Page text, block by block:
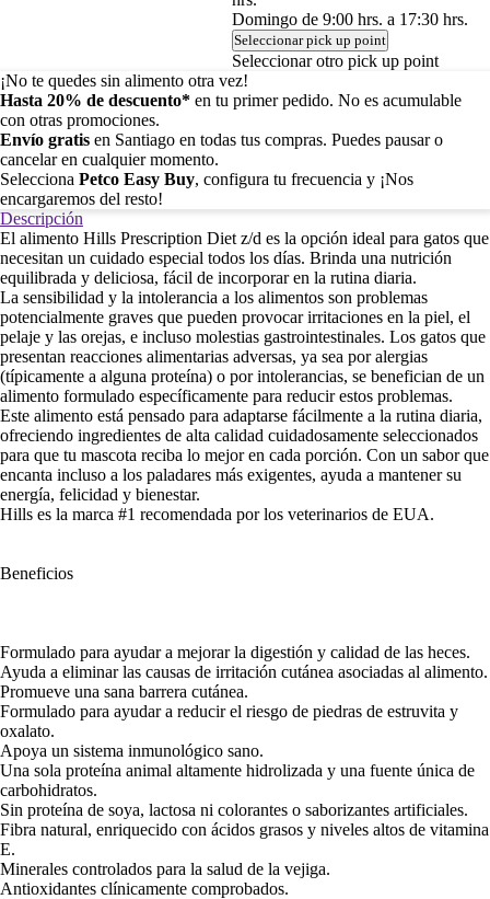
Domingo de 9:00 hrs. a 17:30 hrs.
Seleccionar pick up point
Seleccionar otro pick up point
¡No te quedes sin alimento otra vez!
Hasta 20% de descuento* en tu primer pedido. No es acumulable
con otras promociones.
Envío gratis en Santiago en todas tus compras. Puedes pausar o
cancelar en cualquier momento.
Selecciona Petco Easy Buy, configura tu frecuencia y ¡Nos
encargaremos del resto!
Descripción
El alimento Hills Prescription Diet z/d es la opción ideal para gatos que
necesitan un cuidado especial todos los días. Brinda una nutrición
equilibrada y deliciosa, fácil de incorporar en la rutina diaria.
La sensibilidad y la intolerancia a los alimentos son problemas
potencialmente graves que pueden provocar irritaciones en la piel, el
pelaje y las orejas, e incluso molestias gastrointestinales. Los gatos que
presentan reacciones alimentarias adversas, ya sea por alergias
(típicamente a alguna proteína) o por intolerancias, se benefician de un
alimento formulado específicamente para reducir estos problemas.
Este alimento está pensado para adaptarse fácilmente a la rutina diaria,
ofreciendo ingredientes de alta calidad cuidadosamente seleccionados
para que tu mascota reciba lo mejor en cada porción. Con un sabor que
encanta incluso a los paladares más exigentes, ayuda a mantener su
energía, felicidad y bienestar.
Hills es la marca #1 recomendada por los veterinarios de EUA.
Beneficios
Formulado para ayudar a mejorar la digestión y calidad de las heces.
Ayuda a eliminar las causas de irritación cutánea asociadas al alimento.
Promueve una sana barrera cutánea.
Formulado para ayudar a reducir el riesgo de piedras de estruvita y
oxalato.
Apoya un sistema inmunológico sano.
Una sola proteína animal altamente hidrolizada y una fuente única de
carbohidratos.
Sin proteína de soya, lactosa ni colorantes o saborizantes artificiales.
Fibra natural, enriquecido con ácidos grasos y niveles altos de vitamina
E.
Minerales controlados para la salud de la vejiga.
Antioxidantes clínicamente comprobados.